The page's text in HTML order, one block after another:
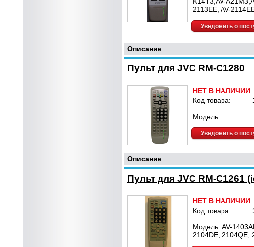
2113EE, AV-
Уведомить о
Описание
Пульт для JVC RM-C1280
НЕТ В НАЛИЧИИ
Код товара:
Модель:
Уведомить о
Описание
Пульт для JVC RM-C1261
НЕТ В НАЛИЧИИ
Код товара:
Модель: AV-
2104DE, 2104QE,